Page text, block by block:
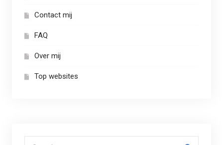
Contact mij
FAQ
Over mij
Top websites